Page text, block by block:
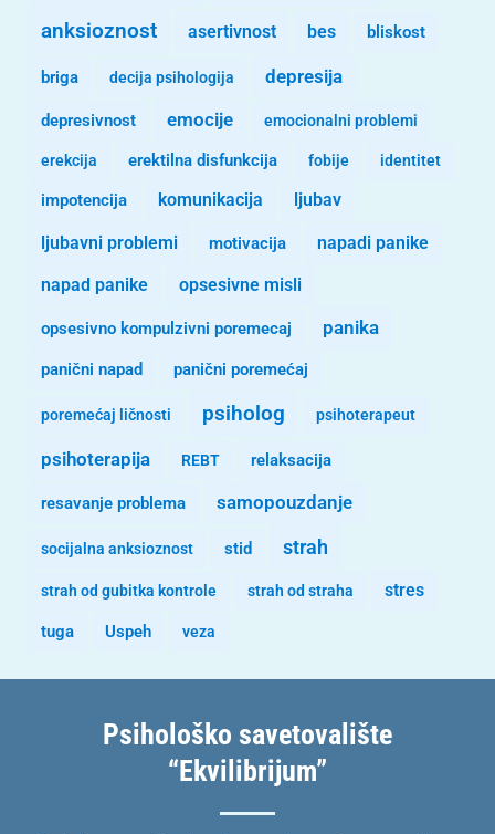
anksioznost asertivnost bes bliskost
briga decija psihologija depresija
depresivnost emocije emocionalni problemi
erekcija erektilna disfunkcija fobije identitet
impotencija komunikacija ljubav
ljubavni problemi motivacija napadi panike
napad panike opsesivne misli
opsesivno kompulzivni poremecaj panika
panični napad panični poremećaj
poremećaj ličnosti psiholog psihoterapeut
psihoterapija REBT relaksacija
resavanje problema samopouzdanje
socijalna anksioznost stid strah
strah od gubitka kontrole strah od straha stres
tuga Uspeh veza
Psihološko savetovalište
“Ekvilibrijum”